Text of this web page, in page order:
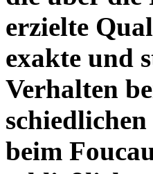
erzielte
exakte und
Verhalten
beim